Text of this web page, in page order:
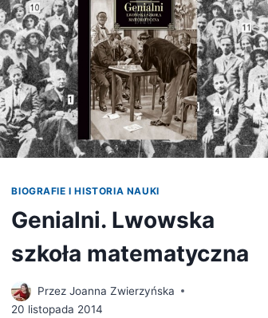
BIOGRAFIE I HISTORIA NAUKI
Genialni. Lwowska
szkoła matematyczna
Przez Joanna Zwierzyńska
20 listopada 2014